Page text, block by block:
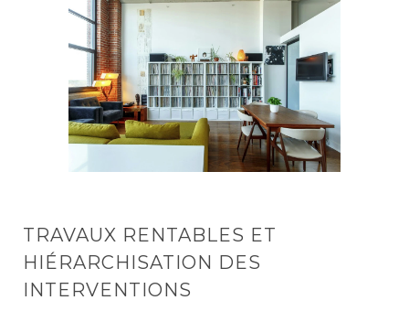
TRAVAUX RENTABLES ET
HIÉRARCHISATION DES
INTERVENTIONS